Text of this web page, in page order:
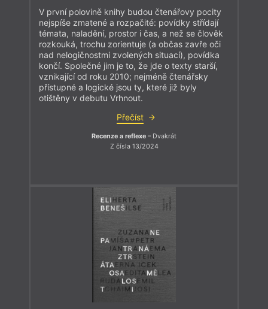
V první polovině knihy budou čtenářovy pocity
nejspíše zmatené a rozpačité: povídky střídají
témata, naladění, prostor i čas, a než se člověk
rozkouká, trochu zorientuje (a občas zavře oči
nad nelogičnostmi zvolených situací), povídka
končí. Společné jim je to, že jde o texty starší,
vznikající od roku 2010; nejméně čtenářsky
přístupné a logické jsou ty, které již byly
otištěny v debutu Vrhnout.
Přečíst
Recenze a reflexe – Dvakrát
Z čísla 13/2024